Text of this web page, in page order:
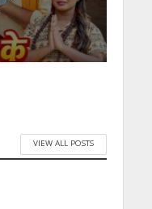
VIEW ALL POSTS